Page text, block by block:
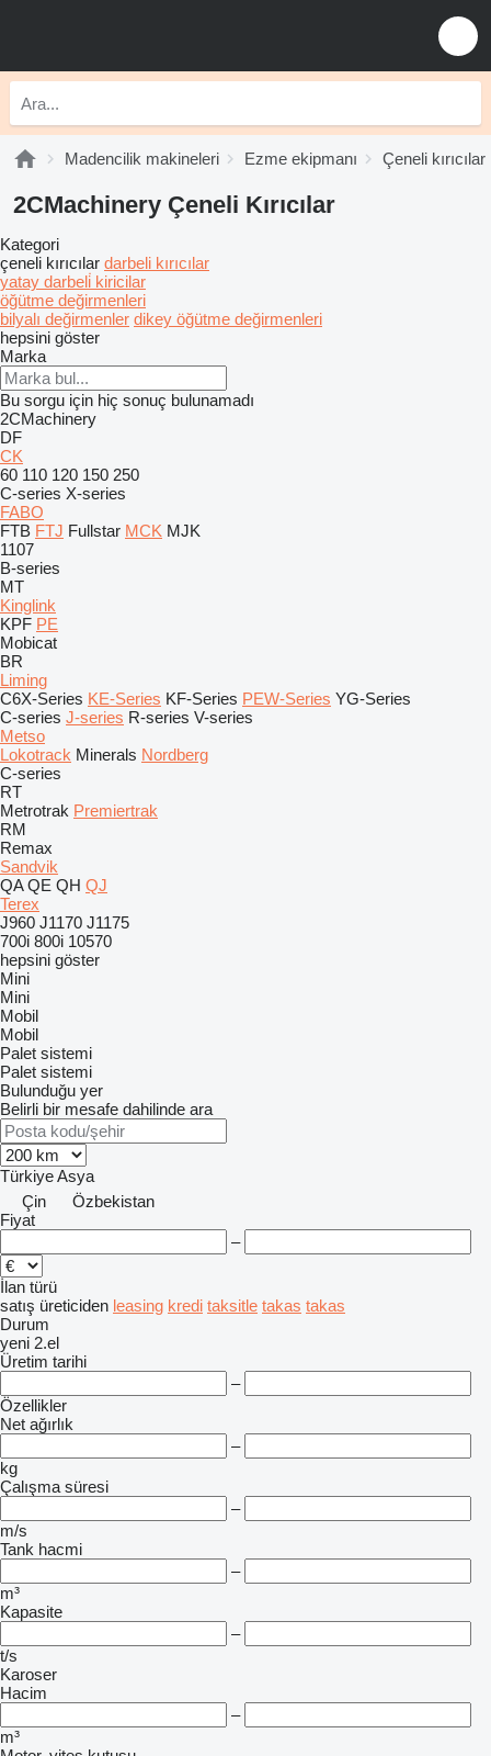
Madencilik makineleri Ezme ekipmanı Çeneli kırıcılar
2CMachinery Çeneli Kırıcılar
Kategori
çeneli kırıcılar darbeli kırıcılar
yatay darbeli̇ kiricilar
öğütme değirmenleri
bilyalı değirmenler dikey öğütme değirmenleri
hepsini göster
Marka
Bu sorgu için hiç sonuç bulunamadı
2CMachinery
DF
CK
60 110 120 150 250
C-series X-series
FABO
FTB FTJ Fullstar MCK MJK
1107
B-series
MT
Kinglink
KPF PE
Mobicat
BR
Liming
C6X-Series KE-Series KF-Series PEW-Series YG-Series
C-series J-series R-series V-series
Metso
Lokotrack Minerals Nordberg
C-series
RT
Metrotrak Premiertrak
RM
Remax
Sandvik
QA QE QH QJ
Terex
J960 J1170 J1175
700i 800i 10570
hepsini göster
Mini
Mini
Mobil
Mobil
Palet sistemi
Palet sistemi
Bulunduğu yer
Belirli bir mesafe dahilinde ara
TürkiyeAsya
Çin
Özbekistan
Fiyat
–
İlan türü
satış üreticiden leasing kredi taksitle takas takas
Durum
yeni 2.el
Üretim tarihi
–
Özellikler
Net ağırlık
–
kg
Çalışma süresi
–
m/s
Tank hacmi
–
m³
Kapasite
–
t/s
Karoser
Hacim
–
m³